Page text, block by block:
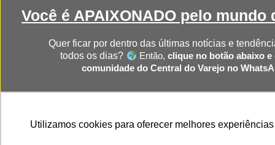
Você é APAIXONADO pelo mundo
Quer ficar por dentro das últimas notícias e
todos os dias?
Então, clique no botão abaixo e
comunidade do Central do Varejo no
NOTÍCIAS DIRETO NO SEU
Utilizamos cookies para oferecer melhores
Publicado1 dia atráson5 de agosto, 2026
Por Redação